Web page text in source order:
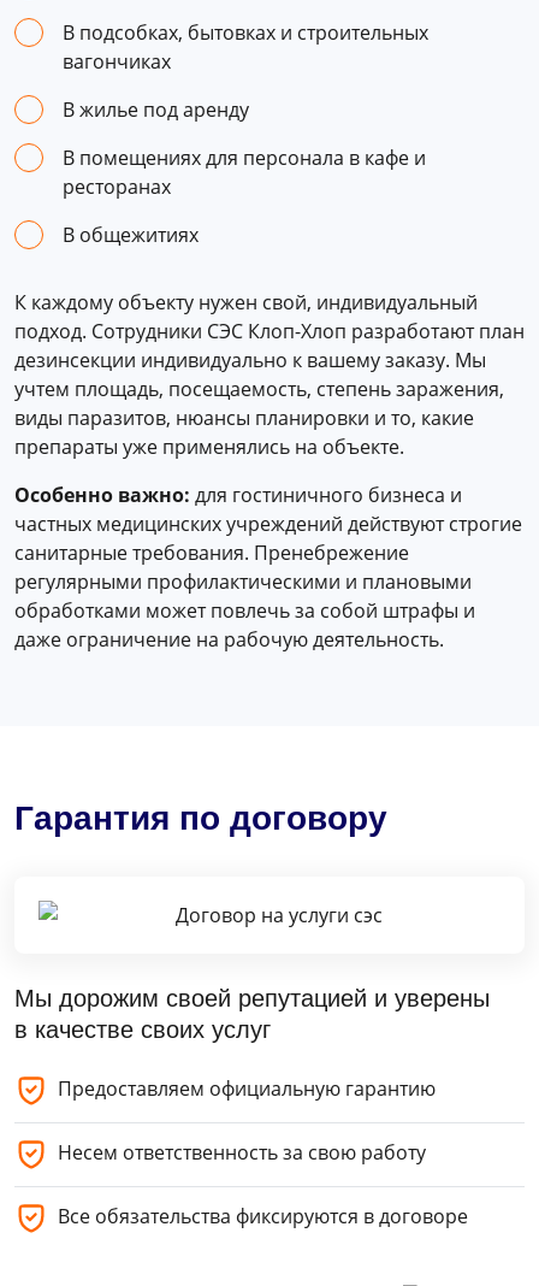
В подсобках, бытовках и строительных
вагончиках
В жилье под аренду
В помещениях для персонала в кафе и
ресторанах
В общежитиях
К каждому объекту нужен свой, индивидуальный
подход. Сотрудники СЭС Клоп-Хлоп разработают план
дезинсекции индивидуально к вашему заказу. Мы
учтем площадь, посещаемость, степень заражения,
виды паразитов, нюансы планировки и то, какие
препараты уже применялись на объекте.
Особенно важно: для гостиничного бизнеса и
частных медицинских учреждений действуют строгие
санитарные требования. Пренебрежение
регулярными профилактическими и плановыми
обработками может повлечь за собой штрафы и
даже ограничение на рабочую деятельность.
Гарантия по договору
Мы дорожим своей репутацией и уверены
в качестве своих услуг
Предоставляем официальную гарантию
Несем ответственность за свою работу
Все обязательства фиксируются в договоре